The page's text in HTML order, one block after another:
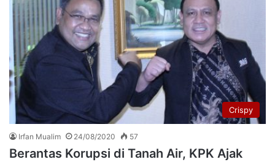
Crispy
Irfan Mualim 24/08/2020 57
Berantas Korupsi di Tanah Air, KPK Ajak